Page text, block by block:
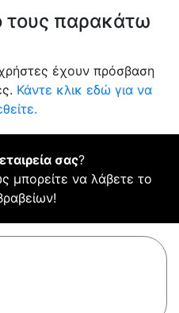
τους παρακάτω
έχουν πρόσβαση
Κάντε κλικ εδώ για να
σας?
μπορείτε να λάβετε το